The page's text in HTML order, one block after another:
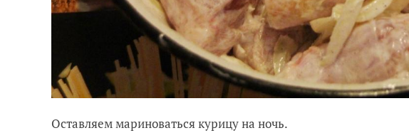
Оставляем мариноваться курицу на ночь.